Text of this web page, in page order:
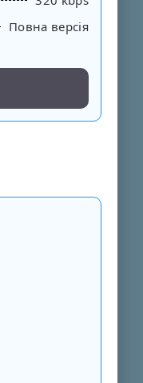
Повна версія